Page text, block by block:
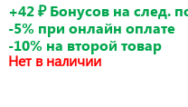
+42 ₽ Бонусов на след.
-5% при онлайн оплате
-10% на второй товар
Нет в наличии